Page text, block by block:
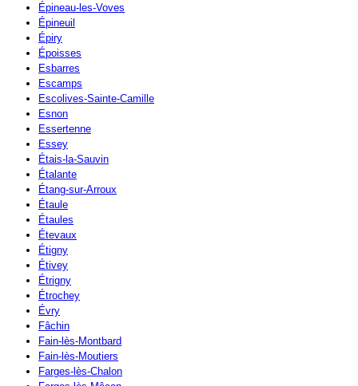
Épineau-les-Voves
Épineuil
Épiry
Époisses
Esbarres
Escamps
Escolives-Sainte-Camille
Esnon
Essertenne
Essey
Étais-la-Sauvin
Étalante
Étang-sur-Arroux
Étaule
Étaules
Étevaux
Étigny
Étivey
Étrigny
Étrochey
Évry
Fâchin
Fain-lès-Montbard
Fain-lès-Moutiers
Farges-lès-Chalon